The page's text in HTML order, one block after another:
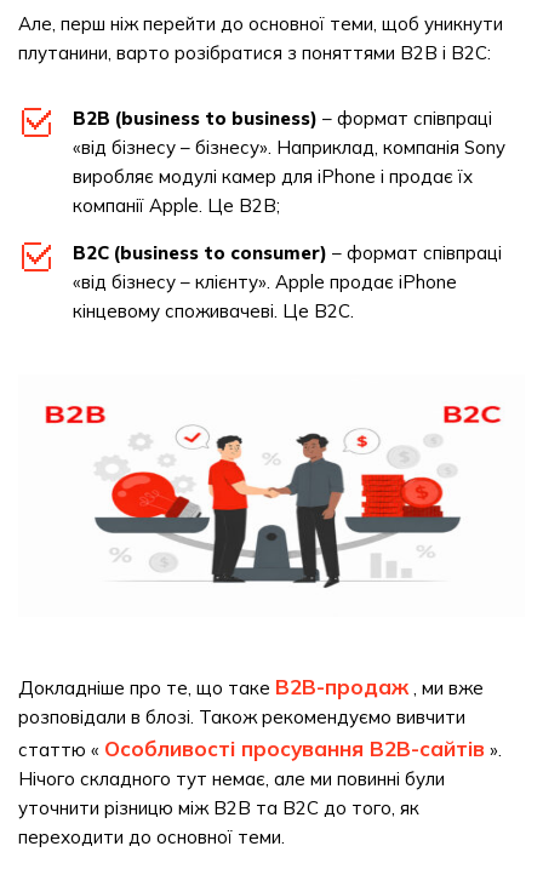
Але, перш ніж перейти до основної теми, щоб уникнути
плутанини, варто розібратися з поняттями B2B і B2C:
B2B (business to business) – формат співпраці
«від бізнесу – бізнесу». Наприклад, компанія Sony
виробляє модулі камер для iPhone і продає їх
компанії Apple. Це B2B;
B2C (business to consumer) – формат співпраці
«від бізнесу – клієнту». Apple продає iPhone
кінцевому споживачеві. Це B2C.
Докладніше про те, що таке B2B-продаж, ми вже
розповідали в блозі. Також рекомендуємо вивчити
статтю « Особливості просування B2B-сайтів ».
Нічого складного тут немає, але ми повинні були
уточнити різницю між B2B та B2C до того, як
переходити до основної теми.